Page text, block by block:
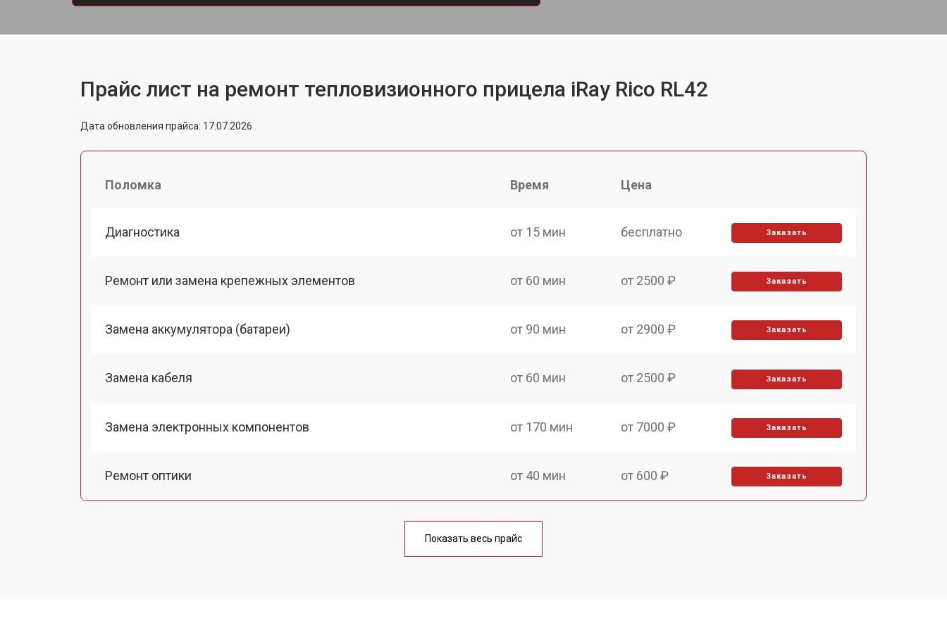
Прайс лист на ремонт тепловизионного прицела iRay Rico RL42
Дата обновления прайса: 17.07.2026
Поломка Время Цена
Диагностика от 15 мин бесплатно Заказать
Ремонт или замена крепежных элементов от 60 мин от 2500 ₽ Заказать
Замена аккумулятора (батареи) от 90 мин от 2900 ₽ Заказать
Замена кабеля от 60 мин от 2500 ₽ Заказать
Замена электронных компонентов от 170 мин от 7000 ₽ Заказать
Ремонт оптики от 40 мин от 600 ₽ Заказать
от 170 мин
Показать весь прайс